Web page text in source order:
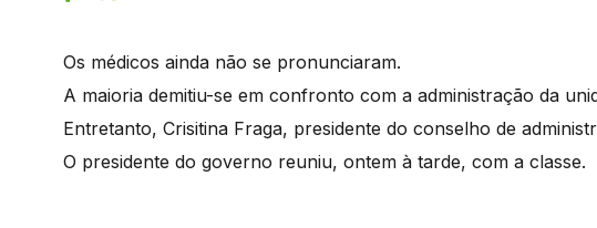
Os médicos ainda não se pronunciaram.
A maioria demitiu-se em confronto com a administração da
Entretanto, Crisitina Fraga, presidente do conselho de
O presidente do governo reuniu, ontem à tarde, com a classe.